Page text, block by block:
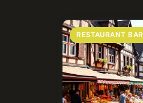
RESTAURANT BAR